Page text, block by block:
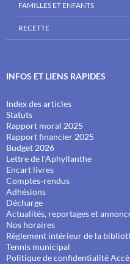
FAMILLES ET ENFANTS
RECETTE
INFOS ET LIENS RAPIDES
Index des articles
Statuts
Rapport moral 2025
Rapport financier 2025
Budget 2026
Lettre de l'Aphyllanthe
Encart livres
Comptes-rendus
Adhésions
Décharge
Actualités, reportages et
Nos horaires
Règlement intérieur de la
Tennis municipal
Politique de confidentialité